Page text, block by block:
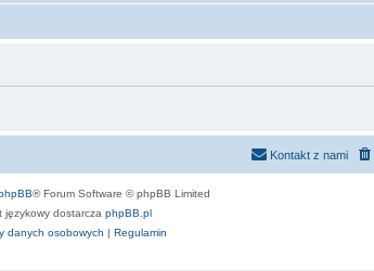
Kontakt z nami
® Forum Software © phpBB Limited
językowy dostarcza phpBB.pl
danych osobowych | Regulamin